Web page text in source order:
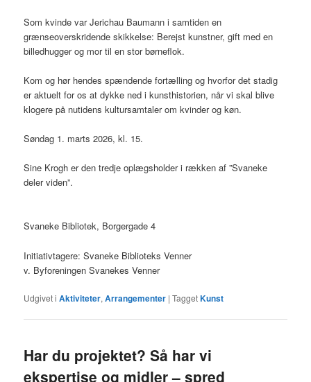
Som kvinde var Jerichau Baumann i samtiden en
grænseoverskridende skikkelse: Berejst kunstner, gift med en
billedhugger og mor til en stor børneflok.
Kom og hør hendes spændende fortælling og hvorfor det stadig
er aktuelt for os at dykke ned i kunsthistorien, når vi skal blive
klogere på nutidens kultursamtaler om kvinder og køn.
Søndag 1. marts 2026, kl. 15.
Sine Krogh er den tredje oplægsholder i rækken af ”Svaneke
deler viden”.
Svaneke Bibliotek, Borgergade 4
Initiativtagere: Svaneke Biblioteks Venner
v. Byforeningen Svanekes Venner
Udgivet i Aktiviteter,Arrangementer |TaggetKunst
Har du projektet? Så har vi
ekspertise og midler – spred